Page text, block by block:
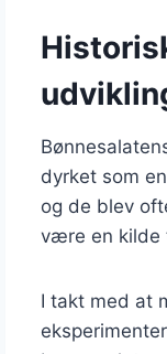
dyrket som
og de blev
være en kilde
I takt med at